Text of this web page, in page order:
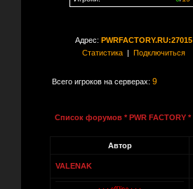
Адрес: PWRFACTORY.RU:27015
Статистика| Подключиться
Всего игроков на серверах: 9
Список форумов * PWR FACTORY *
Автор
VALENAK